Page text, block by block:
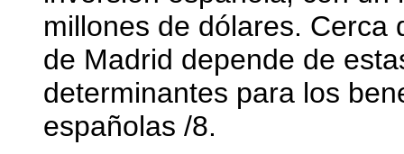
millones de dólares. Cerca
de Madrid depende de
determinantes para los
españolas /8.